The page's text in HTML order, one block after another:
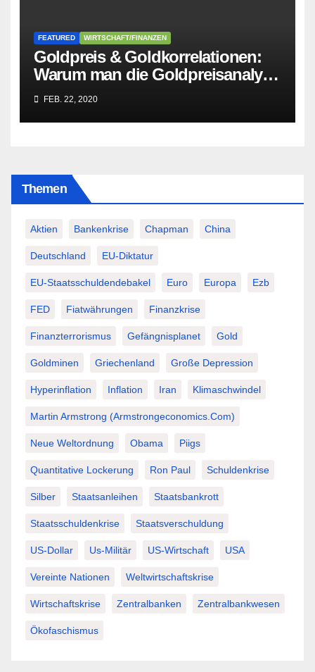
FEATURED WIRTSCHAFT/FINANZEN
Goldpreis & Goldkorrelationen:
Warum man die Goldpreisanalyse
besser Profis überlässt!
FEB. 22, 2020
Themen
Aktien Bankenkrise Chapman China
Deutschland EU-Diktatur
EU-Staatsschuldendebakel Euro Europa Ezb
FED Fiatwährungen Finanzkrise
Finanzterrorismus Gefängnisplanet Gold
Goldminen Griechenland Große Depression
Hyperinflation Inflation Iran Klimaschwindel
Martin Armstrong (Armstrongeconomics.com)
Neue Weltordnung Obama Piigs
Quantitative Lockerung Ron Paul Schuldenkrise
Silber Staatsanleihen Staatsbankrott
Staatsschuldenkrise Staatsverschuldung
US-Dollar Us-Militär US-Wirtschaft USA
Vereinte Nationen Weltwirtschaftskrise
Wirtschaftskrise Zentralbanken Zentralbankwesen
Ökofaschismus